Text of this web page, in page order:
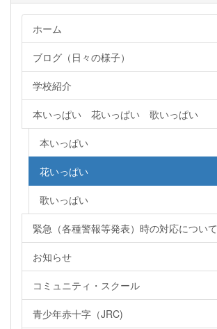
ホーム
ブログ（日々の様子）
学校紹介
本いっぱい 花いっぱい 歌いっぱい
本いっぱい
花いっぱい
歌いっぱい
緊急（各種警報等発表）時の対応について
お知らせ
コミュニティ・スクール
青少年赤十字（JRC)